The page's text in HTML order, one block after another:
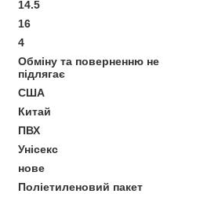
14.5
16
4
Обміну та поверненню не
підлягає
США
Китай
ПВХ
Унісекс
нове
Поліетиленовий пакет